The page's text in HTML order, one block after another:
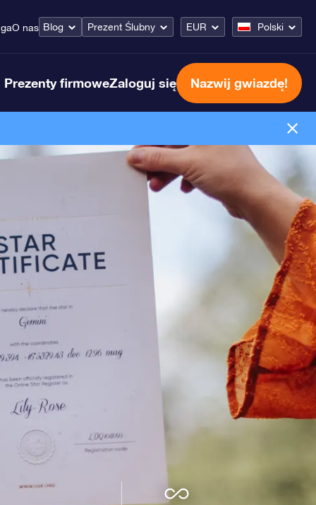
O nas Blog Prezent Ślubny EUR Polski
Prezenty firmoweZaloguj się Nazwij gwiazdę!